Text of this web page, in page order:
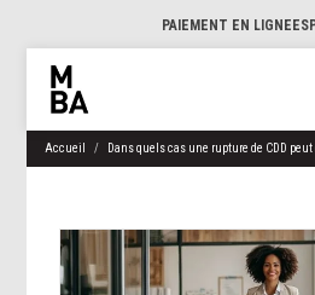
PAIEMENT EN LIGNE
Accueil Dans quels cas une rupture de CDD